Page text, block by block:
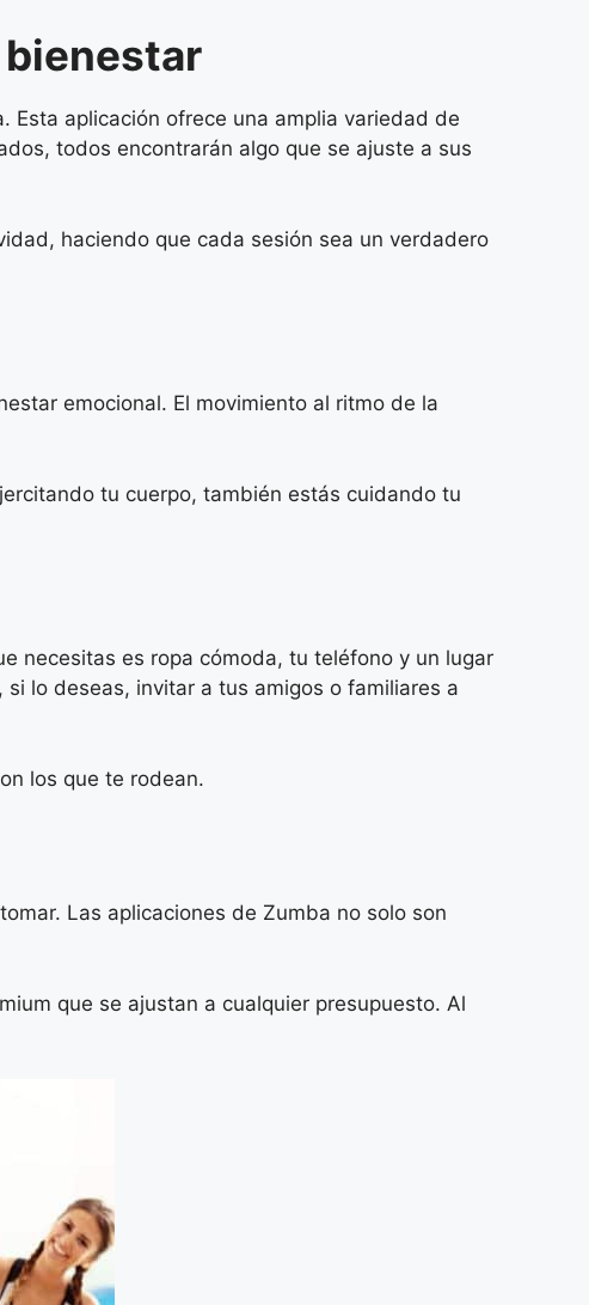
Esta aplicación ofrece una amplia variedad de
todos encontrarán algo que se ajuste a sus
haciendo que cada sesión sea un verdadero
emocional. El movimiento al ritmo de la
tu cuerpo, también estás cuidando tu
necesitas es ropa cómoda, tu teléfono y un lugar
lo deseas, invitar a tus amigos o familiares a
los que te rodean.
Las aplicaciones de Zumba no solo son
que se ajustan a cualquier presupuesto. Al